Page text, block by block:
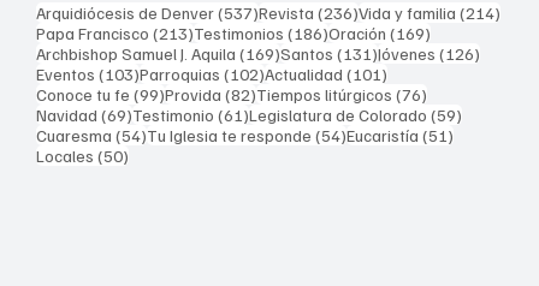
Arquidiócesis de Denver(537)537 entradas
Revista (236)236 entradas
Vida y familia (214)
Papa Francisco (213)213 entradas
Testimonios (186)186 entradas
Oración (169)
Archbishop Samuel J. Aquila (169)169 entradas
Santos (131)131 entradas
Jóvenes (126)
Eventos (103)103 entradas
Parroquias (102)102 entradas
Actualidad (101)
Conoce tu fe (99)99 entradas
Provida (82)82 entradas
Tiempos litúrgicos (76)
Navidad (69)69 entradas
Testimonio (61)61 entradas
Legislatura de Colorado (59)
Cuaresma (54)54 entradas
Tu Iglesia te responde (54)54 entradas
Eucaristía (51)
Locales (50)